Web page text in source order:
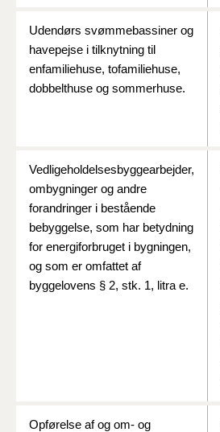
Udendørs svømmebassiner og
havepejse i tilknytning til
enfamiliehuse, tofamiliehuse,
dobbelthuse og sommerhuse.
Vedligeholdelsesbyggearbejder,
ombygninger og andre
forandringer i bestående
bebyggelse, som har betydning
for energiforbruget i bygningen,
og som er omfattet af
byggelovens § 2, stk. 1, litra e.
Opførelse af og om- og